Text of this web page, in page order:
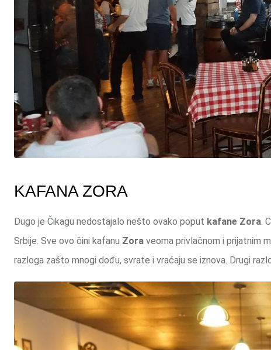
KAFANA ZORA
Dugo je Čikagu nedostajalo nešto ovako poput kafane Zora.
Srbije. Sve ovo čini kafanu Zora veoma privlačnom i prijatnim
razloga zašto mnogi dođu, svrate i vraćaju se iznova. Drugi